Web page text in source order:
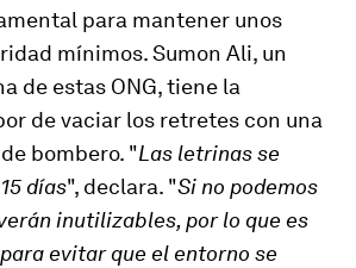
para mantener unos
mínimos. Sumon Ali, un
de estas ONG, tiene la
de vaciar los retretes con una
bombero. "Las letrinas se
días", declara. "Si no podemos
inutilizables, por lo que es
evitar que el entorno se